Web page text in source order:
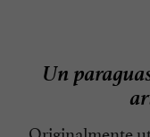
Un
Originalmente